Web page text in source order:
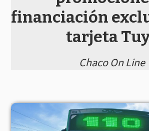
financiación
tarjeta
Chaco On Line